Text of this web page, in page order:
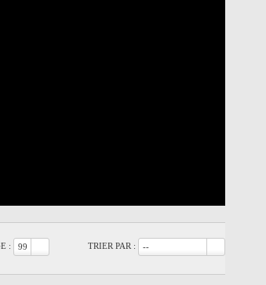
TRIER PAR : --
: 99